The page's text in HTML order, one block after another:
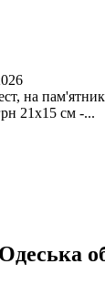
на
21х15 см -...